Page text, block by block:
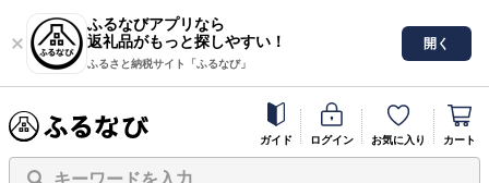
ふるなびアプリなら
返礼品がもっと探しやすい！
ふるさと納税サイト「ふるなび」
開く
ガイド ログイン お気に入り カート
キーワードを入力